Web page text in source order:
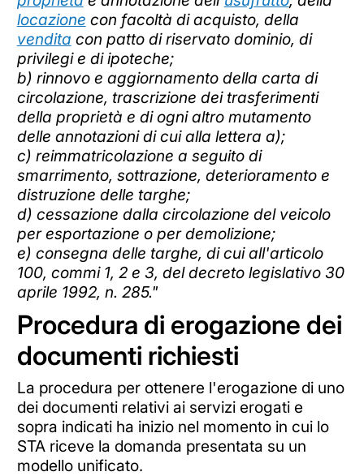
locazione con facoltà di acquisto, della
vendita con patto di riservato dominio, di
privilegi e di ipoteche;
b) rinnovo e aggiornamento della carta di
circolazione, trascrizione dei trasferimenti
della proprietà e di ogni altro mutamento
delle annotazioni di cui alla lettera a);
c) reimmatricolazione a seguito di
smarrimento, sottrazione, deterioramento e
distruzione delle targhe;
d) cessazione dalla circolazione del veicolo
per esportazione o per demolizione;
e) consegna delle targhe, di cui all'articolo
100, commi 1, 2 e 3, del decreto legislativo 30
aprile 1992, n. 285."
Procedura di erogazione dei
documenti richiesti
La procedura per ottenere l'erogazione di uno
dei documenti relativi ai servizi erogati e
sopra indicati ha inizio nel momento in cui lo
STA riceve la domanda presentata su un
modello unificato.